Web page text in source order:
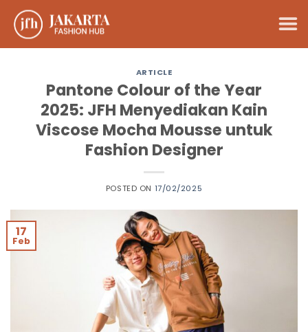
Skip
content
ARTICLE
Pantone Colour of the Year
2025: JFH Menyediakan Kain
Viscose Mocha Mousse untuk
Fashion Designer
POSTED ON 17/02/2025
17
Feb